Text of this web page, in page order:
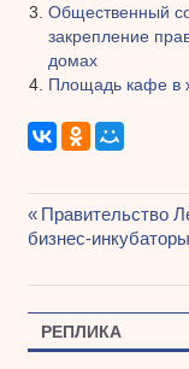
Общественный
закрепление
домах
Площадь кафе в
Навигация
по
записям
Предыдущая
запись:
Правительство
бизнес-инкубаторы
РЕПЛИКА